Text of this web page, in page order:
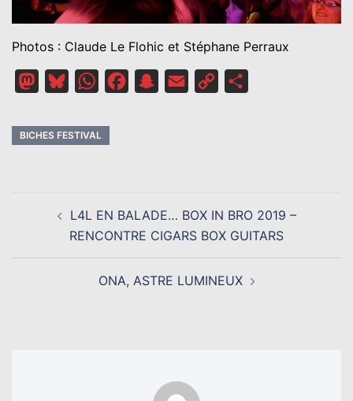
Photos : Claude Le Flohic et Stéphane Perraux
MastodonBlueskyWhatsAppFacebookSnapchat
Email
Copy
BICHES FESTIVAL
D’ARTICLEL4L EN BALADE… BOX IN BRO 2019 –
RENCONTRE CIGARS BOX GUITARS
ONA, ASTRE LUMINEUX